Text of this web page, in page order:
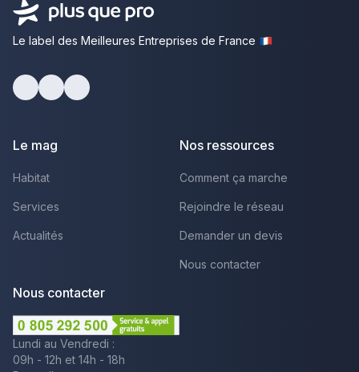
Le label des Meilleures Entreprises de France
Le mag
Habitat
Services
Actualités
Nos ressources
Comment ça marche
Rejoindre le réseau
Demander un devis
Nous contacter
Nous contacter
Lundi au Vendredi :
09h - 12h et 14h - 18h